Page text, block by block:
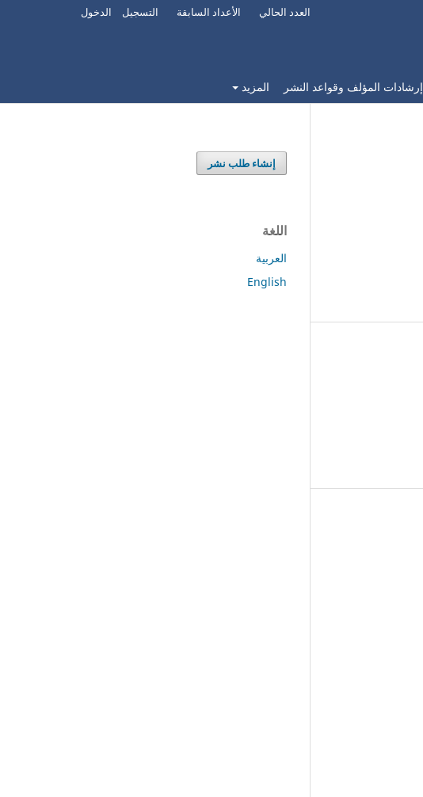
إرشادات المؤلف وقواعد النشر المزيد
العدد الحالي الأعداد السابقة التسجيل الدخول
إنشاء طلب نشر
اللغة
العربية
English